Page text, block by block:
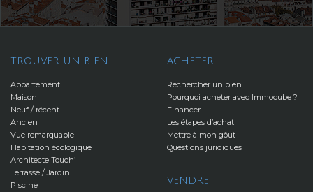
TROUVER UN BIEN
Appartement
Maison
Neuf / récent
Ancien
Vue remarquable
Habitation écologique
Architecte Touch’
Terrasse / Jardin
Piscine
ACHETER
Rechercher un bien
Pourquoi acheter avec Immocube ?
Financer
Les étapes d’achat
Mettre à mon gôut
Questions juridiques
VENDRE